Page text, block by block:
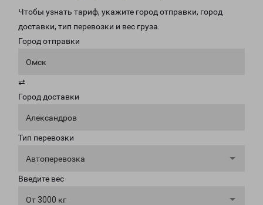
Чтобы узнать тариф, укажите город отправки, город
доставки, тип перевозки и вес груза.
Город отправки
Омск
⇄
Город доставки
Александров
Тип перевозки
Автоперевозка
Введите вес
От 3000 кг